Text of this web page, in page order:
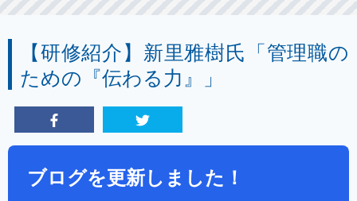
【研修紹介】新里雅樹氏「管理職の
ための『伝わる力』」
ブログを更新しました！